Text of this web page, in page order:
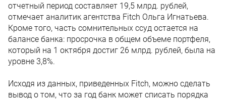
отчетный период составляет 19,5 млрд. рублей,
отмечает аналитик агентства Fitch Ольга Игнатьева.
Кроме того, часть сомнительных ссуд остается на
балансе банка: просрочка в общем объеме портфеля,
который на 1 октября достиг 26 млрд. рублей, была на
уровне 3,8%.
Исходя из данных, приведенных Fitch, можно сделать
вывод о том, что за год банк может списать порядка